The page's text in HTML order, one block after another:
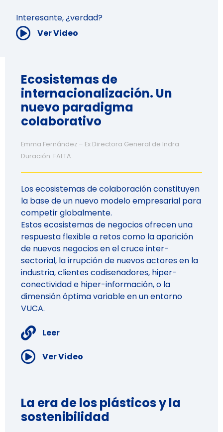
Interesante, ¿verdad?
Ver Video
Ecosistemas de
internacionalización. Un
nuevo paradigma
colaborativo
Emma Fernández – Ex Directora General de Indra
Duración: FALTA
Los ecosistemas de colaboración constituyen
la base de un nuevo modelo empresarial para
competir globalmente.
Estos ecosistemas de negocios ofrecen una
respuesta flexible a retos como la aparición
de nuevos negocios en el cruce inter-
sectorial, la irrupción de nuevos actores en la
industria, clientes codiseñadores, hiper-
conectividad e hiper-información, o la
dimensión óptima variable en un entorno
VUCA.
Leer
Ver Video
La era de los plásticos y la
sostenibilidad